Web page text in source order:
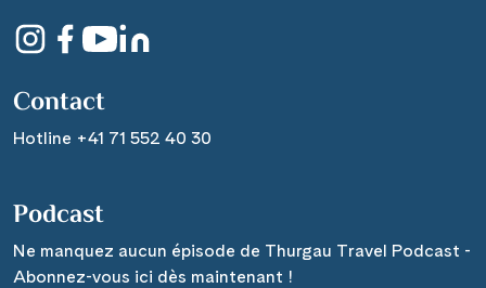
Contact
Hotline +41 71 552 40 30
Podcast
Ne manquez aucun épisode de Thurgau Travel Podcast -
Abonnez-vous ici dès maintenant !